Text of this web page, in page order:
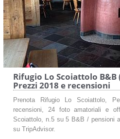
Rifugio Lo Scoiattolo B&B
Prezzi 2018 e recensioni
Prenota Rifugio Lo Scoiattolo,
recensioni, 24 foto amatoriali e
Scoiattolo, n.5 su 5 B&B / pensioni
su TripAdvisor.